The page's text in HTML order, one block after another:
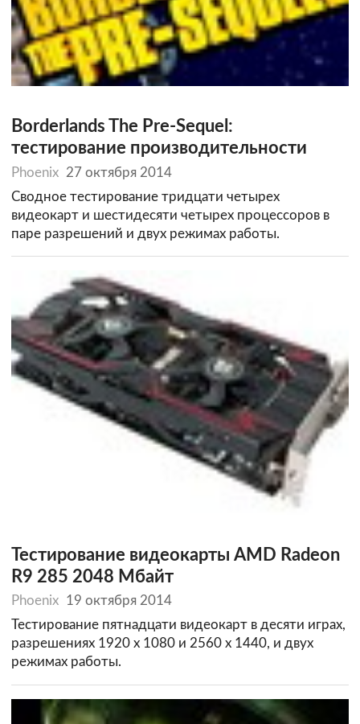
Borderlands The Pre-Sequel:
тестирование производительности
Phoenix 27 октября 2014
Сводное тестирование тридцати четырех
видеокарт и шестидесяти четырех процессоров в
паре разрешений и двух режимах работы.
Тестирование видеокарты AMD Radeon
R9 285 2048 Мбайт
Phoenix 19 октября 2014
Тестирование пятнадцати видеокарт в десяти играх,
разрешениях 1920 х 1080 и 2560 х 1440, и двух
режимах работы.